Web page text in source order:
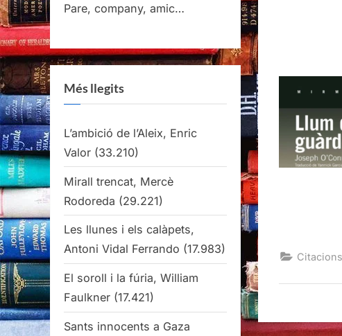
Pare, company, amic…
Més llegits
L’ambició de l’Aleix, Enric
Valor (33.210)
Mirall trencat, Mercè
Rodoreda (29.221)
Les llunes i els calàpets,
Antoni Vidal Ferrando (17.983)
El soroll i la fúria, William
Faulkner (17.421)
Sants innocents a Gaza